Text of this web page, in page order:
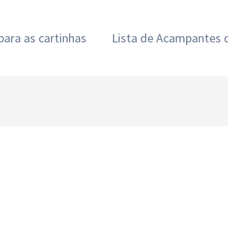
as cartinhas Lista de Acampantes